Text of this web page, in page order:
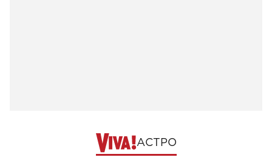
АСТРО